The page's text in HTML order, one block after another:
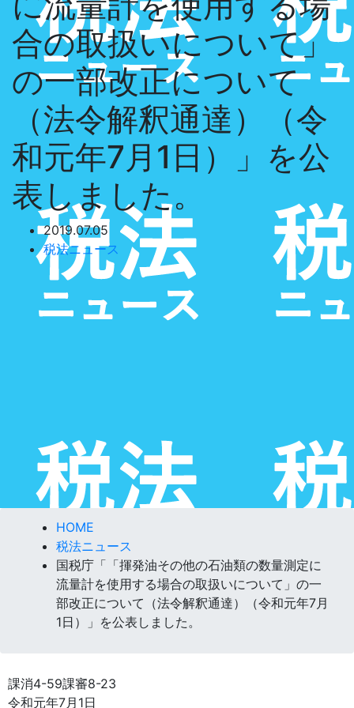
合の取扱いについて」
の一部改正について
（法令解釈通達）（令
和元年7月1日）」を公
表しました。
2019.07.05
税法ニュース
HOME
税法ニュース
国税庁「「揮発油その他の石油類の数量測定に
流量計を使用する場合の取扱いについて」の一
部改正について（法令解釈通達）（令和元年7月
1日）」を公表しました。
課消4-59課審8-23
令和元年7月1日